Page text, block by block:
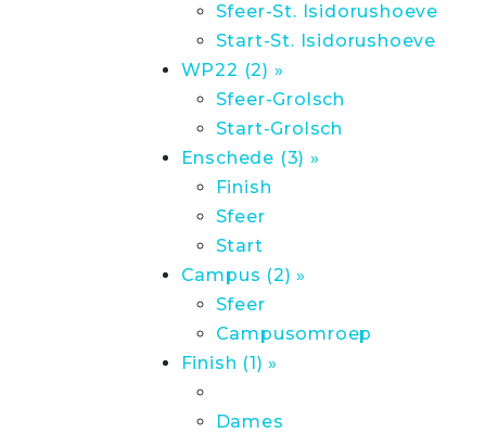
Sfeer-St. Isidorushoeve
Start-St. Isidorushoeve
WP22 (2) »
Sfeer-Grolsch
Start-Grolsch
Enschede (3) »
Finish
Sfeer
Start
Campus (2) »
Sfeer
Campusomroep
Finish (1) »
Dames